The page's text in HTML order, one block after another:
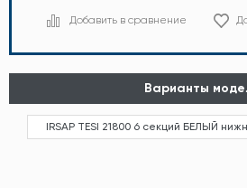
Добавить в сравнение
Варианты
IRSAP TESI 21800 6 секций БЕЛЫЙ